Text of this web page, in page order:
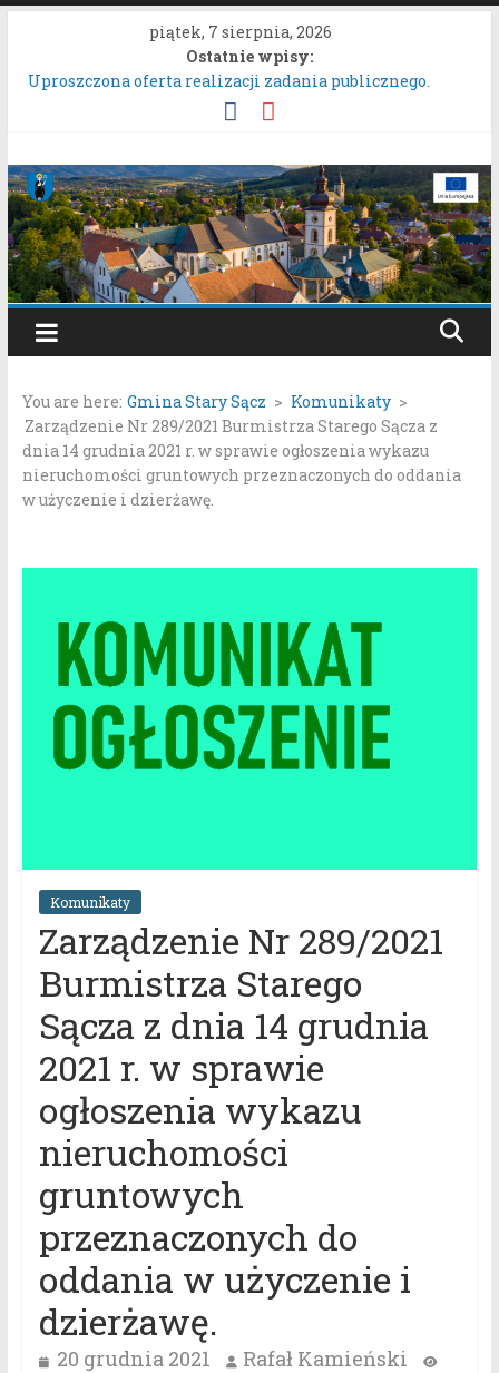
treści
piątek, 7 sierpnia, 2026
Ostatnie wpisy:
Uproszczona oferta realizacji zadania publicznego.
ZARZĄDZENIE NR 136/2026BURMISTRZA STAREGO
oddania w najem, dzierżawę i użyczenie.
Konkurs Wieńców Dożynkowych Województwa
Małopolskiego.
Zgłaszanie uwag do oferty realizacji zadania publicznego
pn. „Integracyjna Grupa Teatralna” złożonej przez
Stowarzyszenie „Gniazdo”.
Konsultacje społeczne dotyczące zmiany „Miejscowego
Gmina
Stary
Sącz
Portal
Gminy
Stary
Sącz
You are here: Gmina Stary Sącz > Komunikaty >
Zarządzenie Nr 289/2021 Burmistrza Starego Sącza z
dnia 14 grudnia 2021 r. w sprawie ogłoszenia wykazu
nieruchomości gruntowych przeznaczonych do oddania
w użyczenie i dzierżawę.
Komunikaty
Zarządzenie Nr 289/2021
Burmistrza Starego
Sącza z dnia 14 grudnia
2021 r. w sprawie
ogłoszenia wykazu
nieruchomości
gruntowych
przeznaczonych do
oddania w użyczenie i
dzierżawę.
20 grudnia 2021
Rafał Kamieński